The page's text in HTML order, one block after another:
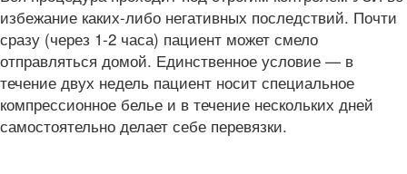
избежание каких-либо негативных последствий. Почти
сразу (через 1-2 часа) пациент может смело
отправляться домой. Единственное условие — в
течение двух недель пациент носит специальное
компрессионное белье и в течение нескольких дней
самостоятельно делает себе перевязки.